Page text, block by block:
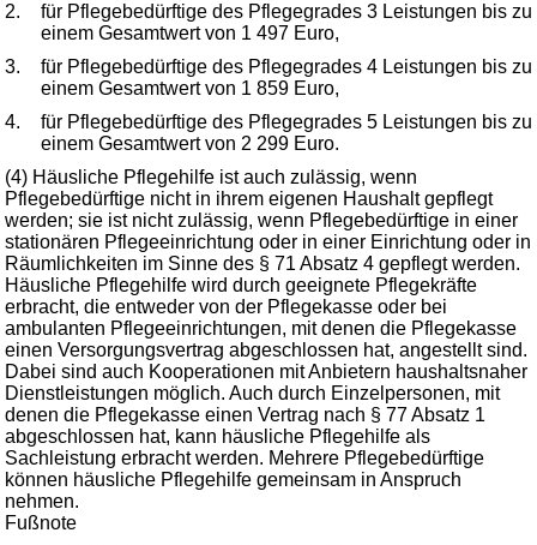
2.
für Pflegebedürftige des Pflegegrades 3 Leistungen bis zu
einem Gesamtwert von 1 497 Euro,
3.
für Pflegebedürftige des Pflegegrades 4 Leistungen bis zu
einem Gesamtwert von 1 859 Euro,
4.
für Pflegebedürftige des Pflegegrades 5 Leistungen bis zu
einem Gesamtwert von 2 299 Euro.
(4) Häusliche Pflegehilfe ist auch zulässig, wenn
Pflegebedürftige nicht in ihrem eigenen Haushalt gepflegt
werden; sie ist nicht zulässig, wenn Pflegebedürftige in einer
stationären Pflegeeinrichtung oder in einer Einrichtung oder in
Räumlichkeiten im Sinne des § 71 Absatz 4 gepflegt werden.
Häusliche Pflegehilfe wird durch geeignete Pflegekräfte
erbracht, die entweder von der Pflegekasse oder bei
ambulanten Pflegeeinrichtungen, mit denen die Pflegekasse
einen Versorgungsvertrag abgeschlossen hat, angestellt sind.
Dabei sind auch Kooperationen mit Anbietern haushaltsnaher
Dienstleistungen möglich. Auch durch Einzelpersonen, mit
denen die Pflegekasse einen Vertrag nach § 77 Absatz 1
abgeschlossen hat, kann häusliche Pflegehilfe als
Sachleistung erbracht werden. Mehrere Pflegebedürftige
können häusliche Pflegehilfe gemeinsam in Anspruch
nehmen.
Fußnote